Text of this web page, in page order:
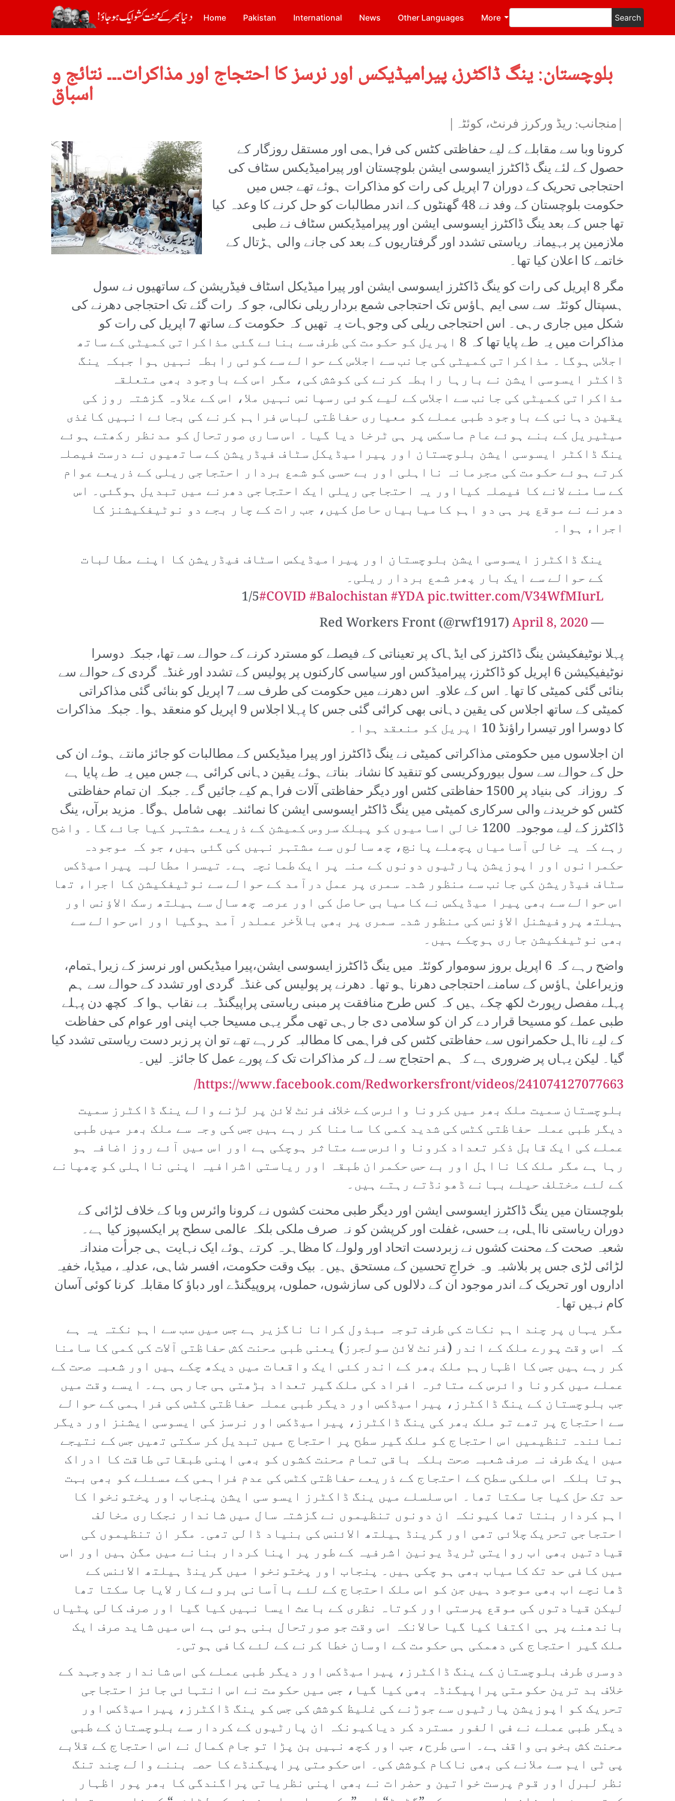
Home Pakistan International News Other Languages More Search
بلوچستان: ینگ ڈاکٹرز، پیرامیڈیکس اور نرسز کا احتجاج اور مذاکرات۔۔۔ نتائج و
اسباق
|منجانب: ریڈ ورکرز فرنٹ، کوئٹہ|
کرونا وبا سے مقابلے کے لیے حفاظتی کٹس کی فراہمی اور مستقل روزگار کے
حصول کے لئے ینگ ڈاکٹرز ایسوسی ایشن بلوچستان اور پیرامیڈیکس سٹاف کی
احتجاجی تحریک کے دوران 7 اپریل کی رات کو مذاکرات ہوئے تھے جس میں
حکومت بلوچستان کے وفد نے 48 گھنٹوں کے اندر مطالبات کو حل کرنے کا وعدہ کیا
تھا جس کے بعد ینگ ڈاکٹرز ایسوسی ایشن اور پیرامیڈیکس سٹاف نے طبی
ملازمین پر بہیمانہ ریاستی تشدد اور گرفتاریوں کے بعد کی جانے والی ہڑتال کے
خاتمے کا اعلان کیا تھا۔
مگر 8 اپریل کی رات کو ینگ ڈاکٹرز ایسوسی ایشن اور پیرا میڈیکل اسٹاف فیڈریشن کے ساتھیوں نے سول
ہسپتال کوئٹہ سے سی ایم ہاؤس تک احتجاجی شمع بردار ریلی نکالی، جو کہ رات گئے تک احتجاجی دھرنے کی
شکل میں جاری رہی۔ اس احتجاجی ریلی کی وجوہات یہ تھیں کہ حکومت کے ساتھ 7 اپریل کی رات کو
مذاکرات میں یہ طے پایا تھا کہ 8 اپریل کو حکومت کی طرف سے بنائے گئی مذاکراتی کمیٹی کے ساتھ
اجلاس ہوگا۔ مذاکراتی کمیٹی کی جانب سے اجلاس کے حوالے سے کوئی رابطہ نہیں ہوا جبکہ ینگ
ڈاکٹر ایسوسی ایشن نے بارہا رابطہ کرنے کی کوشش کی، مگر اس کے باوجود بھی متعلقہ
مذاکراتی کمیٹی کی جانب سے اجلاس کے لیے کوئی رسپانس نہیں ملا، اس کے علاوہ گزشتہ روز کی
یقین دہانی کے باوجود طبی عملے کو معیاری حفاظتی لباس فراہم کرنے کی بجائے انہیں کاغذی
میٹیریل کے بنے ہوئے عام ماسکس پر ہی ٹرخا دیا گیا۔ اس ساری صورتحال کو مدنظر رکھتے ہوئے
ینگ ڈاکٹر ایسوسی ایشن بلوچستان اور پیرامیڈیکل سٹاف فیڈریشن کے ساتھیوں نے درست فیصلہ
کرتے ہوئے حکومت کی مجرمانہ نااہلی اور بے حسی کو شمع بردار احتجاجی ریلی کے ذریعے عوام
کے سامنے لانے کا فیصلہ کیااور یہ احتجاجی ریلی ایک احتجاجی دھرنے میں تبدیل ہوگئی۔ اس
دھرنے نے موقع پر ہی دو اہم کامیابیاں حاصل کیں، جب رات کے چار بجے دو نوٹیفکیشنز کا
اجراء ہوا۔
ینگ ڈاکٹرز ایسوسی ایشن بلوچستان اور پیرامیڈیکس اسٹاف فیڈریشن کا اپنے مطالبات
کے حوالے سے ایک بار پھر شمع بردار ریلی۔
1/5#COVID#Balochistan#YDApic.twitter.com/V34WfMIurL
— Red Workers Front (@rwf1917)
April 8, 2020
پہلا نوٹیفکیشن ینگ ڈاکٹرز کی ایڈہاک پر تعیناتی کے فیصلے کو مسترد کرنے کے حوالے سے تھا، جبکہ دوسرا
نوٹیفیکیشن 6 اپریل کو ڈاکٹرز، پیرامیڈکس اور سیاسی کارکنوں پر پولیس کے تشدد اور غنڈہ گردی کے حوالے سے
بنائی گئی کمیٹی کا تھا۔ اس کے علاوہ اس دھرنے میں حکومت کی طرف سے 7 اپریل کو بنائی گئی مذاکراتی
کمیٹی کے ساتھ اجلاس کی یقین دہانی بھی کرائی گئی جس کا پہلا اجلاس 9 اپریل کو منعقد ہوا۔ جبکہ مذاکرات
کا دوسرا اور تیسرا راؤنڈ 10 اپریل کو منعقد ہوا۔
ان اجلاسوں میں حکومتی مذاکراتی کمیٹی نے ینگ ڈاکٹرز اور پیرا میڈیکس کے مطالبات کو جائز مانتے ہوئے ان کی
حل کے حوالے سے سول بیوروکریسی کو تنقید کا نشانہ بناتے ہوئے یقین دہانی کرائی ہے جس میں یہ طے پایا ہے
کہ روزانہ کی بنیاد پر 1500 حفاظتی کٹس اور دیگر حفاظتی آلات فراہم کیے جائیں گے۔ جبکہ ان تمام حفاظتی
کٹس کو خریدنے والی سرکاری کمیٹی میں ینگ ڈاکٹر ایسوسی ایشن کا نمائندہ بھی شامل ہوگا۔ مزید برآں، ینگ
ڈاکٹرز کے لیے موجودہ 1200 خالی اسامیوں کو پبلک سروس کمیشن کے ذریعے مشتہر کیا جائے گا۔ واضح
رہے کہ یہ خالی آسامیاں پچھلے پانچ، چھ سالوں سے مشتہر نہیں کی گئی ہیں، جو کہ موجودہ
حکمرانوں اور اپوزیشن پارٹیوں دونوں کے منہ پر ایک طمانچہ ہے۔ تیسرا مطالبہ پیرامیڈکس
سٹاف فیڈریشن کی جانب سے منظور شدہ سمری پر عمل درآمد کے حوالے سے نوٹیفکیشن کا اجراء تھا
اس حوالے سے بھی پیرا میڈیکس نے کامیابی حاصل کی اور عرصہ چھ سال سے ہیلتھ رسک الاؤنس اور
ہیلتھ پروفیشنل الاؤنس کی منظور شدہ سمری پر بھی بالآخر عملدر آمد ہوگیا اور اس حوالے سے
بھی نوٹیفکیشن جاری ہوچکے ہیں۔
واضح رہے کہ 6 اپریل بروز سوموار کوئٹہ میں ینگ ڈاکٹرز ایسوسی ایشن،پیرا میڈیکس اور نرسز کے زیراہتمام،
وزیراعلیٰ ہاؤس کے سامنے احتجاجی دھرنا ہو تھا۔ دھرنے پر پولیس کی غنڈہ گردی اور تشدد کے حوالے سے ہم
پہلے مفصل رپورٹ لکھ چکے ہیں کہ کس طرح منافقت پر مبنی ریاستی پراپیگنڈہ بے نقاب ہوا کہ کچھ دن پہلے
طبی عملے کو مسیحا قرار دے کر ان کو سلامی دی جا رہی تھی مگر یہی مسیحا جب اپنی اور عوام کی حفاظت
کے لیے نااہل حکمرانوں سے حفاظتی کٹس کی فراہمی کا مطالبہ کر رہے تھے تو ان پر زبر دست ریاستی تشدد کیا
گیا۔ لیکن یہاں پر ضروری ہے کہ ہم احتجاج سے لے کر مذاکرات تک کے پورے عمل کا جائزہ لیں۔
https://www.facebook.com/Redworkersfront/videos/241074127077663/
بلوچستان سمیت ملک بھر میں کرونا وائرس کے خلاف فرنٹ لائن پر لڑنے والے ینگ ڈاکٹرز سمیت
دیگر طبی عملہ حفاظتی کٹس کی شدید کمی کا سامنا کر رہے ہیں جس کی وجہ سے ملک بھر میں طبی
عملے کی ایک قابل ذکر تعداد کرونا وائرس سے متاثر ہوچکی ہے اور اس میں آئے روز اضافہ ہو
رہا ہے مگر ملک کا نااہل اور بے حس حکمران طبقہ اور ریاستی اشرافیہ اپنی نااہلی کو چھپانے
کے لئے مختلف حیلے بہانے ڈھونڈتے رہتے ہیں۔
بلوچستان میں ینگ ڈاکٹرز ایسوسی ایشن اور دیگر طبی محنت کشوں نے کرونا وائرس وبا کے خلاف لڑائی کے
دوران ریاستی نااہلی، بے حسی، غفلت اور کرپشن کو نہ صرف ملکی بلکہ عالمی سطح پر ایکسپوز کیا ہے۔
شعبہ صحت کے محنت کشوں نے زبردست اتحاد اور ولولے کا مظاہرہ کرتے ہوئے ایک نہایت ہی جرأت مندانہ
لڑائی لڑی جس پر بلاشبہ وہ خراجِ تحسین کے مستحق ہیں۔ بیک وقت حکومت، افسر شاہی، عدلیہ، میڈیا، خفیہ
اداروں اور تحریک کے اندر موجود ان کے دلالوں کی سازشوں، حملوں، پروپیگنڈے اور دباؤ کا مقابلہ کرنا کوئی آسان
کام نہیں تھا۔
مگر یہاں پر چند اہم نکات کی طرف توجہ مبذول کرانا ناگزیر ہے جس میں سب سے اہم نکتہ یہ ہے
کہ اس وقت پورے ملک کے اندر (فرنٹ لائن سولجرز) یعنی طبی محنت کش حفاظتی آلات کی کمی کا سامنا
کر رہے ہیں جس کا اظہارہم ملک بھر کے اندر کئی ایک واقعات میں دیکھ چکے ہیں اور شعبہ صحت کے
عملے میں کرونا وائرس کے متاثرہ افراد کی ملک گیر تعداد بڑھتی ہی جارہی ہے۔ ایسے وقت میں
جب بلوچستان کے ینگ ڈاکٹرز، پیرامیڈکس اور دیگر طبی عملہ حفاظتی کٹس کی فراہمی کے حوالے
سے احتجاج پر تھے تو ملک بھر کی ینگ ڈاکٹرز، پیرامیڈکس اور نرسز کی ایسوسی ایشنز اور دیگر
نمائندہ تنظیمیں اس احتجاج کو ملک گیر سطح پر احتجاج میں تبدیل کر سکتی تھیں جس کے نتیجے
میں ایک طرف نہ صرف شعبہ صحت بلکہ باقی تمام محنت کشوں کو بھی اپنی طبقاتی طاقت کا ادراک
ہوتا بلکہ اس ملکی سطح کے احتجاج کے ذریعے حفاظتی کٹس کی عدم فراہمی کے مسئلے کو بھی بہت
حد تک حل کیا جا سکتا تھا۔ اس سلسلے میں ینگ ڈاکٹرز ایسو سی ایشن پنجاب اور پختونخوا کا
اہم کردار بنتا تھا کیونکہ ان دونوں تنظیموں نے گزشتہ سال میں شاندار نجکاری مخالف
احتجاجی تحریک چلائی تھی اور گرینڈ ہیلتھ الائنس کی بنیاد ڈالی تھی۔ مگر ان تنظیموں کی
قیادتیں بھی اب روایتی ٹریڈ یونین اشرفیہ کے طور پر اپنا کردار بنانے میں مگن ہیں اور اس
میں کافی حد تک کامیاب بھی ہو چکی ہیں۔ پنجاب اور پختونخوا میں گرینڈ ہیلتھ الائنس کے
ڈھانچے اب بھی موجود ہیں جن کو اس ملک احتجاج کے لئے باآسانی بروئے کار لایا جا سکتا تھا
لیکن قیادتوں کی موقع پرستی اور کوتاہ نظری کے باعث ایسا نہیں کیا گیا اور صرف کالی پٹیاں
باندھنے پر ہی اکتفا کیا گیا حالانکہ اس وقت جو صورتحال بنی ہوئی ہے اس میں شاید صرف ایک
ملک گیر احتجاج کی دھمکی ہی حکومت کے اوسان خطا کرنے کے لئے کافی ہوتی۔
دوسری طرف بلوچستان کے ینگ ڈاکٹرز، پیرامیڈکس اور دیگر طبی عملے کی اس شاندار جدوجہد کے
خلاف بد ترین حکومتی پراپیگنڈہ بھی کیا گیا، جس میں حکومت نے اس انتہائی جائز احتجاجی
تحریک کو اپوزیشن پارٹیوں سے جوڑنے کی غلیظ کوشش کی جس کو ینگ ڈاکٹرز، پیرامیڈکس اور
دیگر طبی عملے نے فی الفور مسترد کر دیاکیونکہ ان پارٹیوں کے کردار سے بلوچستان کے طبی
محنت کش بخوبی واقف ہے۔ اسی طرح، جب اور کچھ نہیں بن پڑا تو جام کمال نے اس احتجاج کے قلابے
پی ٹی ایم سے ملانے کی بھی ناکام کوشش کی۔ اس حکومتی پراپیگنڈے کا حصہ بننے والے چند تنگ
نظر لبرل اور قوم پرست خواتین و حضرات نے بھی اپنی نظریاتی پراگندگی کا بھر پور اظہار